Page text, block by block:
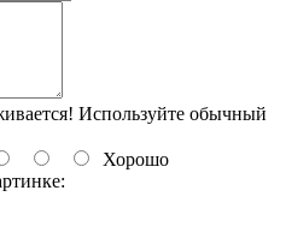
Используйте обычный
Хорошо